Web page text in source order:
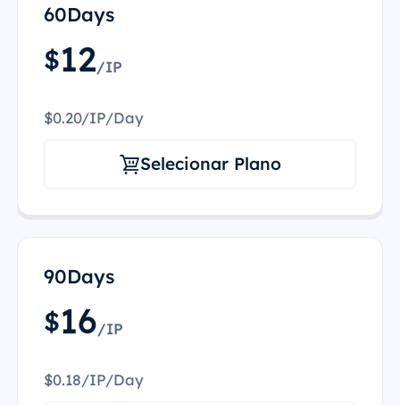
60Days
$12/IP
$0.20/IP/Day
Selecionar Plano
90Days
$16/IP
$0.18/IP/Day